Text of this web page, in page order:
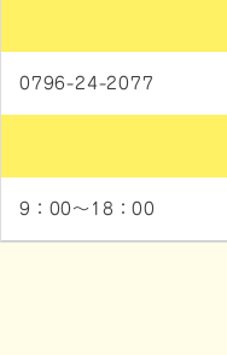
0796-24-2077
9：00～18：00